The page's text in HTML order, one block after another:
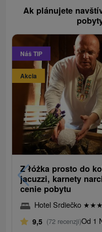
Ak plánujete
Náš TIP
Akcia
Z łóżka prosto do
jacuzzi, karnety
cenie pobytu
Hotel Srdiečko ★★★
9,5 (72 recenzji)Od 1